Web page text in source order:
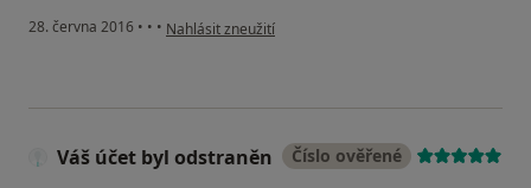
28. června 2016 • • • podle názoru uživatele Váš účet byl odstraněn
Nahlásit zneužití
Váš účet byl odstraněn Číslo ověřené